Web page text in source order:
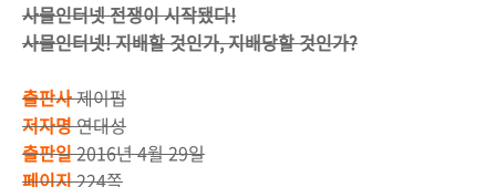
사물인터넷 전쟁이 시작됐다!
사물인터넷! 지배할 것인가, 지배당할 것인가?
출판사제이펍
저자명연대성
출판일2016년 4월 29일
페이지224쪽